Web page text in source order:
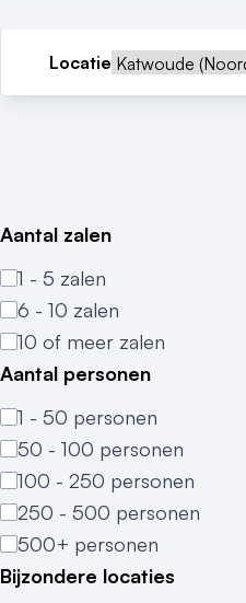
Locatie
Aantal zalen
1 - 5 zalen
6 - 10 zalen
10 of meer zalen
Aantal personen
1 - 50 personen
50 - 100 personen
100 - 250 personen
250 - 500 personen
500+ personen
Bijzondere locaties